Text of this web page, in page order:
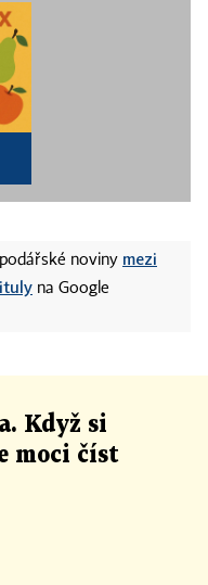
noviny mezi
na Google
Když si
moci číst